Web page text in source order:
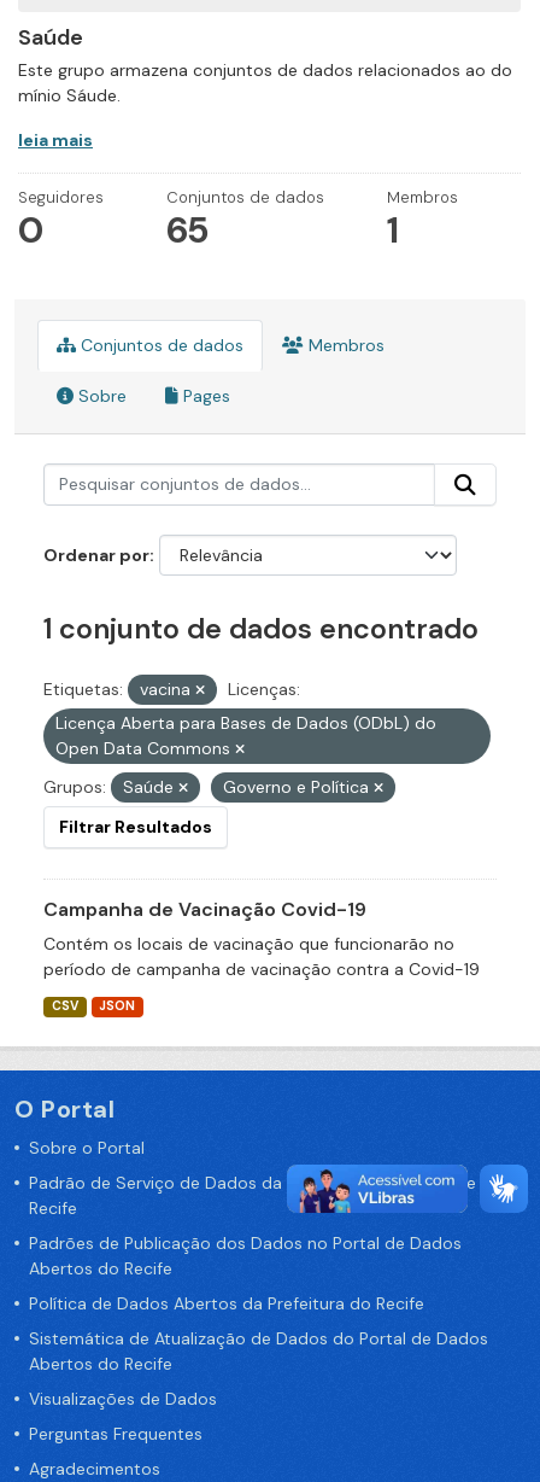
Saúde
Este grupo armazena conjuntos de dados relacionados ao do
mínio Sáude.
leia mais
Seguidores
0
Conjuntos de dados
65
Membros
1
Conjuntos de dados Membros
Sobre Pages
Ordenar por
1 conjunto de dados encontrado
Etiquetas: vacina
Licenças:
Licença Aberta para Bases de Dados (ODbL) do
Open Data Commons
Grupos:
Saúde
Governo e Política
Filtrar Resultados
Campanha de Vacinação Covid-19
Contém os locais de vacinação que funcionarão no
período de campanha de vacinação contra a Covid-19
CSV JSON
O Portal
Sobre o Portal
Padrão de Serviço de Dados da Prefeitura da Cidade de
Recife
Padrões de Publicação dos Dados no Portal de Dados
Abertos do Recife
Política de Dados Abertos da Prefeitura do Recife
Sistemática de Atualização de Dados do Portal de Dados
Abertos do Recife
Visualizações de Dados
Perguntas Frequentes
Agradecimentos